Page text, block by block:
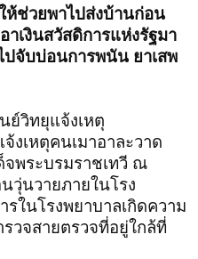
ห้ช่วยพาไปส่งบ้านก่อน
าเงินสวัสดิการแห่งรัฐมา
ปจับบ่อนการพนัน ยาเสพ
ย์วิทยุแจ้งเหตุ
งเหตุคนเมาอาละวาด
จพระบรมราชเทวี ณ
วุ่นวายภายในโรง
ในโรงพยาบาลเกิดความ
วจสายตรวจที่อยู่ใกล้ที่